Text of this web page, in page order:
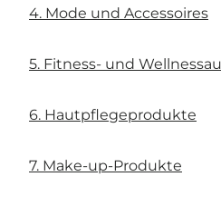
4. Mode und Accessoires
5. Fitness- und
6. Hautpflegeprodukte
7. Make-up-Produkte